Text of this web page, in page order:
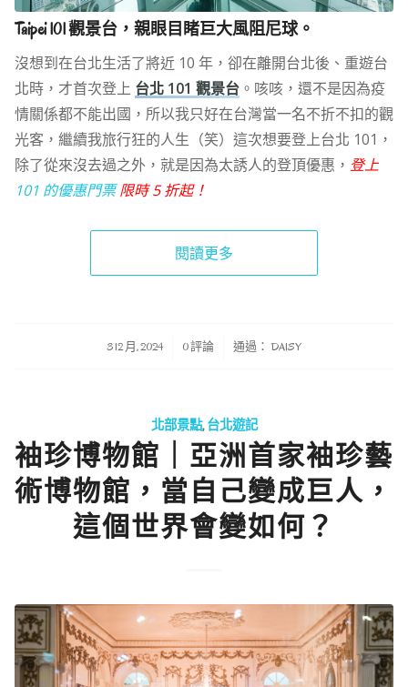
Taipei 101 觀景台，親眼目睹巨大風阻尼球。
沒想到在台北生活了將近 10 年，卻在離開台北後、重遊台
北時，才首次登上 台北 101 觀景台。咳咳，還不是因為疫
情關係都不能出國，所以我只好在台灣當一名不折不扣的觀
光客，繼續我旅行狂的人生（笑）這次想要登上台北 101，
除了從來沒去過之外，就是因為太誘人的登頂優惠， 登上
101 的優惠門票限時 5 折起！
閱讀更多
3 12 月, 2024
/ 0 評論 通過： DAISY
北部景點,台北遊記
袖珍博物館｜亞洲首家袖珍藝
術博物館，當自己變成巨人，
這個世界會變如何？